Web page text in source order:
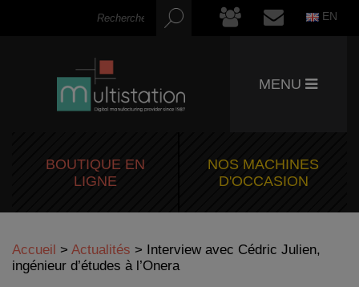
EN
MENU
BOUTIQUE EN
LIGNE
NOS MACHINES
D'OCCASION
Accueil > Actualités > Interview avec Cédric Julien,
ingénieur d’études à l’Onera